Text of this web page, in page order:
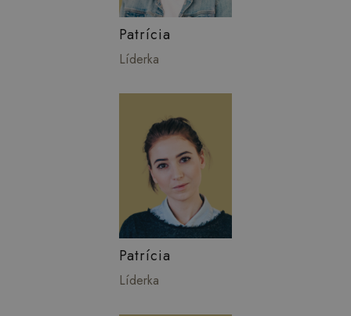
Patrícia
Líderka
Patrícia
Líderka